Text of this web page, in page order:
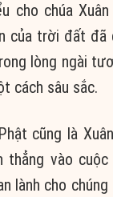
cho chúa
của trời đất
lòng ngài
cách sâu sắc.
cũng là
thẳng vào
lành cho